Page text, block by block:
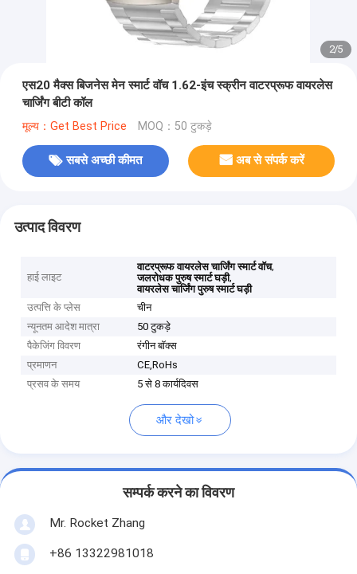
2/5
एस20 मैक्स बिजनेस मेन स्मार्ट वॉच 1.62-इंच स्क्रीन वाटरप्रूफ वायरलेस
चार्जिंग बीटी कॉल
मूल्य：Get Best Price MOQ：50 टुकड़े
सबसे अच्छी कीमत अब से संपर्क करें
उत्पाद विवरण
हाई लाइट
वाटरप्रूफ वायरलेस चार्जिंग स्मार्ट वॉच,
जलरोधक पुरुष स्मार्ट घड़ी,
वायरलेस चार्जिंग पुरुष स्मार्ट घड़ी
उत्पत्ति के प्लेस
चीन
न्यूनतम आदेश मात्रा
50 टुकड़े
पैकेजिंग विवरण
रंगीन बॉक्स
प्रमाणन
CE,RoHs
प्रसव के समय
5 से 8 कार्यदिवस
और देखो
सम्पर्क करने का विवरण
Mr. Rocket Zhang
+86 13322981018